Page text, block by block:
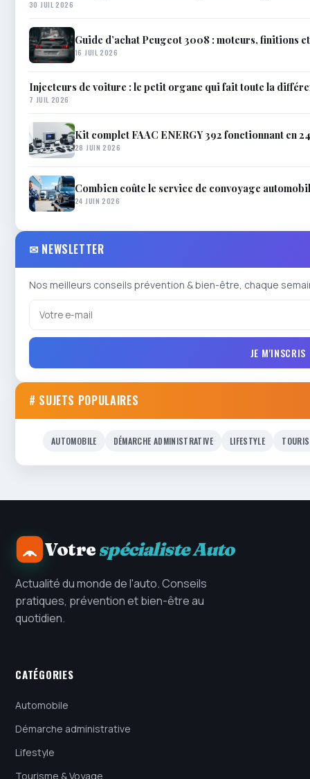
30 JUIL 2026
Guide d’achat Peugeot 3008 : moteurs, finitions
16 JUIL 2026
Injecteurs de voiture : le petit organe qui fait toute la
7 JUIL 2026
Kit complet FAAC ENERGY 392 fonctionnant en
28 JUIN 2026
Combien coûte le service de convoyage
24 JUIN 2026
✉ NEWSLETTER
Nos meilleurs conseils prévention & bien-être, chaque
JE M'INSCRIS
# SUJETS POPULAIRES
AUTOMOBILE DÉMARCHE ADMINISTRATIVE LIFESTYLE
Votrespécialiste Auto
Actualité du monde de l'auto. Conseils
pratiques, prévention et bien-être au
quotidien.
CATÉGORIES
Automobile
Démarche administrative
Lifestyle
Tourisme & Voyage